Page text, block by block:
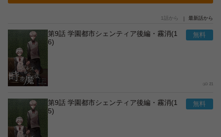
1話から 最新話から
第9話 学園都市シェンティア後編・霧消(1
6)
21
第9話 学園都市シェンティア後編・霧消(1
5)